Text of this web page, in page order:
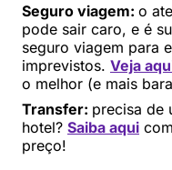
Seguro viagem: o
pode sair caro, e é
seguro viagem para
imprevistos. Veja
o melhor (e mais
Transfer: precisa de
hotel? Saiba aqui
preço!